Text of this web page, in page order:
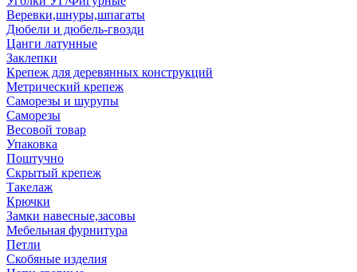
Веревки,шнуры,шпагаты
Дюбели и дюбель-гвозди
Цанги латунные
Заклепки
Крепеж для деревянных конструкций
Метрический крепеж
Саморезы и шурупы
Саморезы
Весовой товар
Упаковка
Поштучно
Скрытый крепеж
Такелаж
Крючки
Замки навесные,засовы
Мебельная фурнитура
Петли
Скобяные изделия